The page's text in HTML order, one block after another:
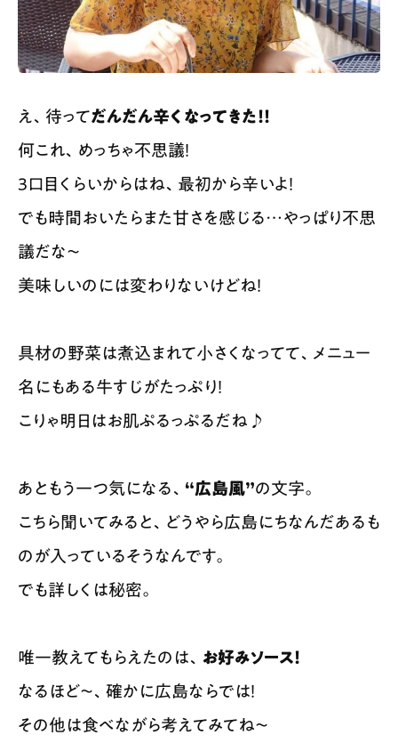
え、待ってだんだん辛くなってきた！！
何これ、めっちゃ不思議！
3口目くらいからはね、最初から辛いよ！
でも時間おいたらまた甘さを感じる…やっぱり不思
議だな〜
美味しいのには変わりないけどね！
具材の野菜は煮込まれて小さくなってて、メニュー
名にもある牛すじがたっぷり！
こりゃ明日はお肌ぷるっぷるだね♪
あともう一つ気になる、 “広島風”の文字。
こちら聞いてみると、どうやら広島にちなんだあるも
の​が入っているそうなんです。
でも詳しくは秘密。
唯一教えてもらえたのは、 お好みソース！
なるほど〜、確かに広島ならでは！
その他は食べながら考えてみてね〜